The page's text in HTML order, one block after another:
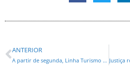
ANTERIOR
A partir de segunda, Linha Turismo terá tarifa a R$ 6 para moradores de Curitiba; desconto é de 88%